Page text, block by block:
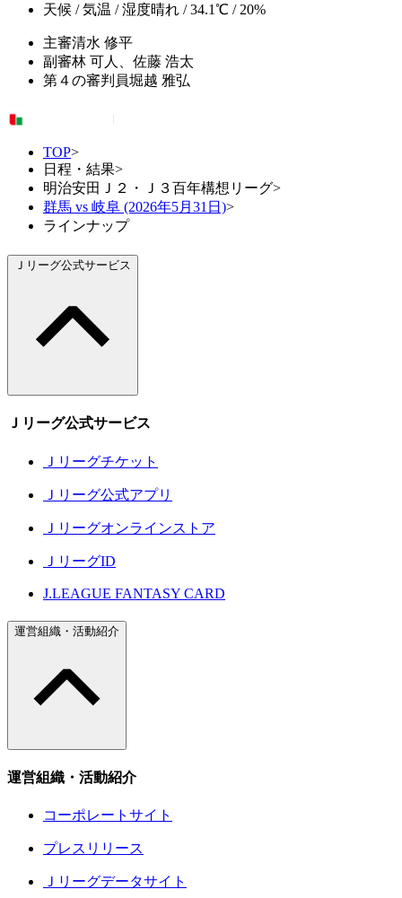
天候 / 気温 / 湿度晴れ / 34.1℃ / 20%
主審清水 修平
副審林 可人、佐藤 浩太
第４の審判員堀越 雅弘
TOP>
日程・結果>
明治安田Ｊ２・Ｊ３百年構想リーグ>
群馬 vs 岐阜 (2026年5月31日)>
ラインナップ
Ｊリーグ公式サービス
Ｊリーグ公式サービス
Ｊリーグチケット
Ｊリーグ公式アプリ
Ｊリーグオンラインストア
ＪリーグID
J.LEAGUE FANTASY CARD
運営組織・活動紹介
運営組織・活動紹介
コーポレートサイト
プレスリリース
Ｊリーグデータサイト